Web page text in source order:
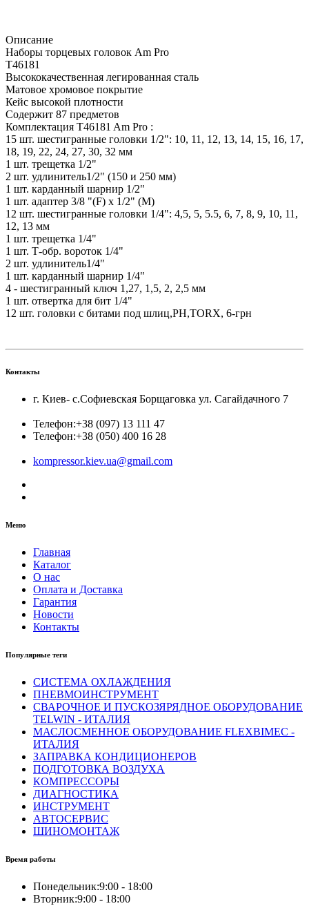
Описание
Наборы торцевых головок Am Pro
T46181
Высококачественная легированная сталь
Матовое хромовое покрытие
Кейс высокой плотности
Содержит 87 предметов
Комплектация T46181 Am Pro :
15 шт. шестигранные головки 1/2": 10, 11, 12, 13, 14, 15, 16, 17,
18, 19, 22, 24, 27, 30, 32 мм
1 шт. трещетка 1/2"
2 шт. удлинитель1/2" (150 и 250 мм)
1 шт. карданный шарнир 1/2"
1 шт. адаптер 3/8 "(F) х 1/2" (M)
12 шт. шестигранные головки 1/4": 4,5, 5, 5.5, 6, 7, 8, 9, 10, 11,
12, 13 мм
1 шт. трещетка 1/4"
1 шт. Т-обр. вороток 1/4"
2 шт. удлинитель1/4"
1 шт. карданный шарнир 1/4"
4 - шестигранный ключ 1,27, 1,5, 2, 2,5 мм
1 шт. отвертка для бит 1/4"
12 шт. головки с битами под шлиц,PH,TORX, 6-грн
Контакты
г. Киев- с.Софиевская Борщаговка ул. Сагайдачного 7
Телефон:+38 (097) 13 111 47
Телефон:+38 (050) 400 16 28
kompressor.kiev.ua@gmail.com
Меню
Главная
Каталог
О нас
Оплата и Доставка
Гарантия
Новости
Контакты
Популярные теги
СИСТЕМА ОХЛАЖДЕНИЯ
ПНЕВМОИНСТРУМЕНТ
СВАРОЧНОЕ И ПУСКОЗЯРЯДНОЕ ОБОРУДОВАНИЕ
TELWIN - ИТАЛИЯ
МАСЛОСМЕННОЕ ОБОРУДОВАНИЕ FLEXBIMEC -
ИТАЛИЯ
ЗАПРАВКА КОНДИЦИОНЕРОВ
ПОДГОТОВКА ВОЗДУХА
КОМПРЕССОРЫ
ДИАГНОСТИКА
ИНСТРУМЕНТ
АВТОСЕРВИС
ШИНОМОНТАЖ
Время работы
Понедельник:9:00 - 18:00
Вторник:9:00 - 18:00